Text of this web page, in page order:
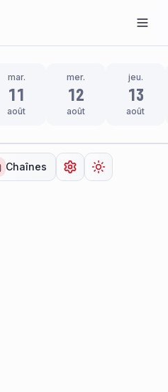
mar.
11
août
mer.
12
août
jeu.
13
août
Chaînes Ouvrir lesChanger de